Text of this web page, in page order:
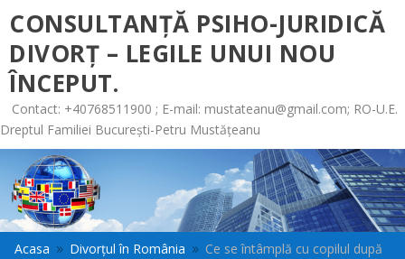
CONSULTANȚĂ PSIHO-JURIDICĂ
DIVORȚ – LEGILE UNUI NOU
ÎNCEPUT.
Contact: +40768511900 ; E-mail: mustateanu@gmail.com; RO-U.E.
Dreptul Familiei București-Petru Mustățeanu
Acasa 9 Divorțul în România 9 Ce se întâmplă cu copilul după